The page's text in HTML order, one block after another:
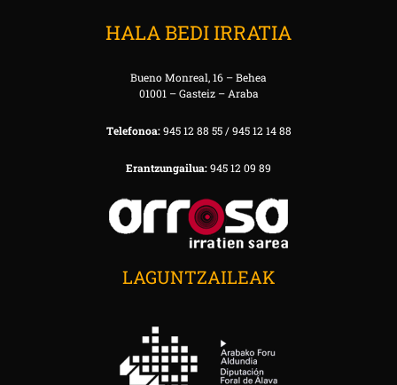
HALA BEDI IRRATIA
Bueno Monreal, 16 – Behea
01001 – Gasteiz – Araba
Telefonoa:945 12 88 55 / 945 12 14 88
Erantzungailua:945 12 09 89
LAGUNTZAILEAK